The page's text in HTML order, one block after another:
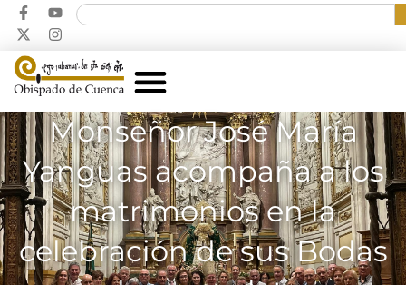
Monseñor José María
Yanguas acompaña a los
matrimonios en la
celebración de sus Bodas